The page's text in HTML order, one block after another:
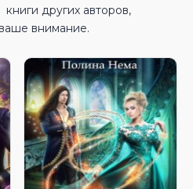
книги других авторов,
внимание.